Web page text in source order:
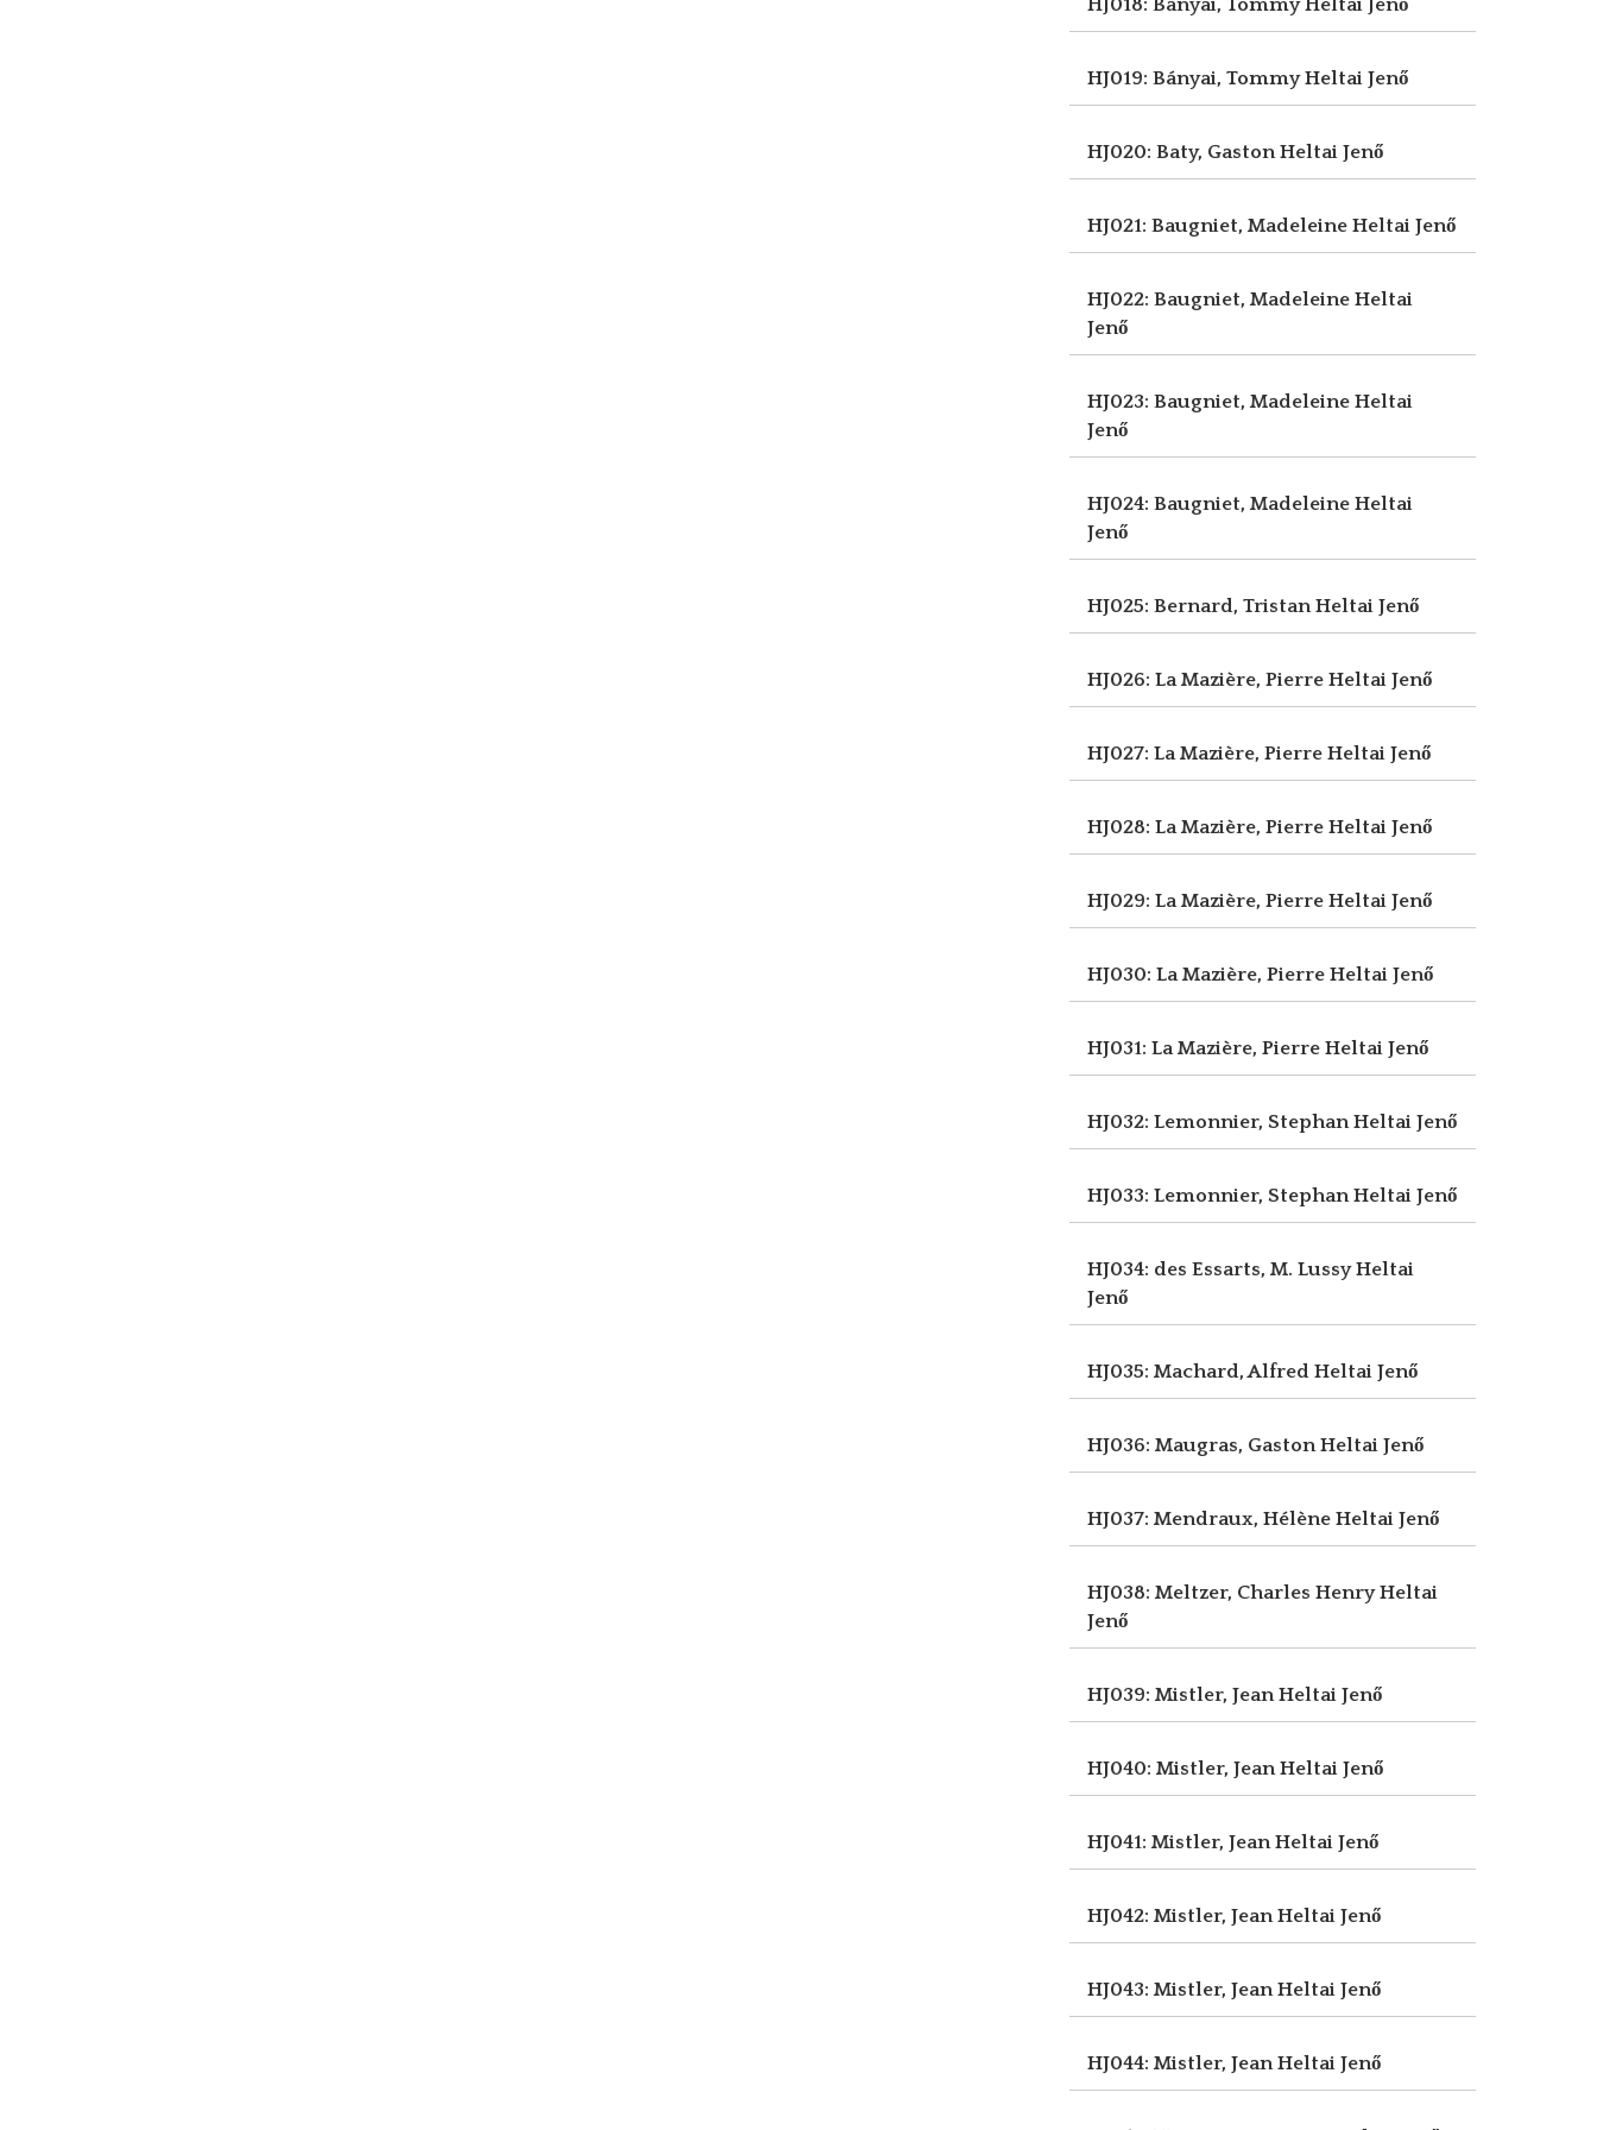
HJ018: Bányai, TommyHeltai Jenő
HJ019: Bányai, TommyHeltai Jenő
HJ020: Baty, GastonHeltai Jenő
HJ021: Baugniet, Madeleine Heltai Jenő
HJ022: Baugniet, Madeleine Heltai
Jenő
HJ023: Baugniet, Madeleine Heltai
Jenő
HJ024: Baugniet, Madeleine Heltai
Jenő
HJ025: Bernard, TristanHeltai Jenő
HJ026: La Mazière, Pierre Heltai Jenő
HJ027: La Mazière, Pierre Heltai Jenő
HJ028: La Mazière, Pierre Heltai Jenő
HJ029: La Mazière, Pierre Heltai Jenő
HJ030: La Mazière, Pierre Heltai Jenő
HJ031: La Mazière, Pierre Heltai Jenő
HJ032: Lemonnier, StephanHeltai Jenő
HJ033: Lemonnier, StephanHeltai Jenő
HJ034: des Essarts, M. LussyHeltai
Jenő
HJ035: Machard, Alfred Heltai Jenő
HJ036: Maugras, GastonHeltai Jenő
HJ037: Mendraux, Hélène Heltai Jenő
HJ038: Meltzer, Charles HenryHeltai
Jenő
HJ039: Mistler, JeanHeltai Jenő
HJ040: Mistler, JeanHeltai Jenő
HJ041: Mistler, JeanHeltai Jenő
HJ042: Mistler, JeanHeltai Jenő
HJ043: Mistler, JeanHeltai Jenő
HJ044: Mistler, JeanHeltai Jenő